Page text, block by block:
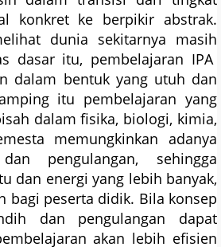
konkret ke berpikir abstrak.
dunia sekitarnya masih
dasar itu, pembelajaran IPA
dalam bentuk yang utuh dan
itu pembelajaran yang
dalam fisika, biologi, kimia,
memungkinkan adanya
pengulangan, sehingga
dan energi yang lebih banyak,
bagi peserta didik. Bila konsep
dan pengulangan dapat
akan lebih efisien